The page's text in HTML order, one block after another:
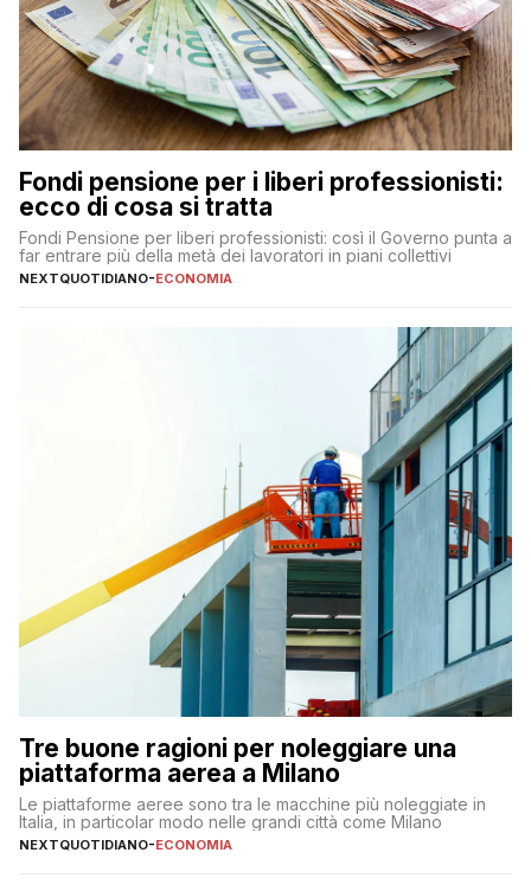
Fondi pensione per i liberi professionisti:
ecco di cosa si tratta
Fondi Pensione per liberi professionisti: così il Governo punta a
far entrare più della metà dei lavoratori in piani collettivi
NEXTQUOTIDIANO-ECONOMIA
Tre buone ragioni per noleggiare una
piattaforma aerea a Milano
Le piattaforme aeree sono tra le macchine più noleggiate in
Italia, in particolar modo nelle grandi città come Milano
NEXTQUOTIDIANO-ECONOMIA